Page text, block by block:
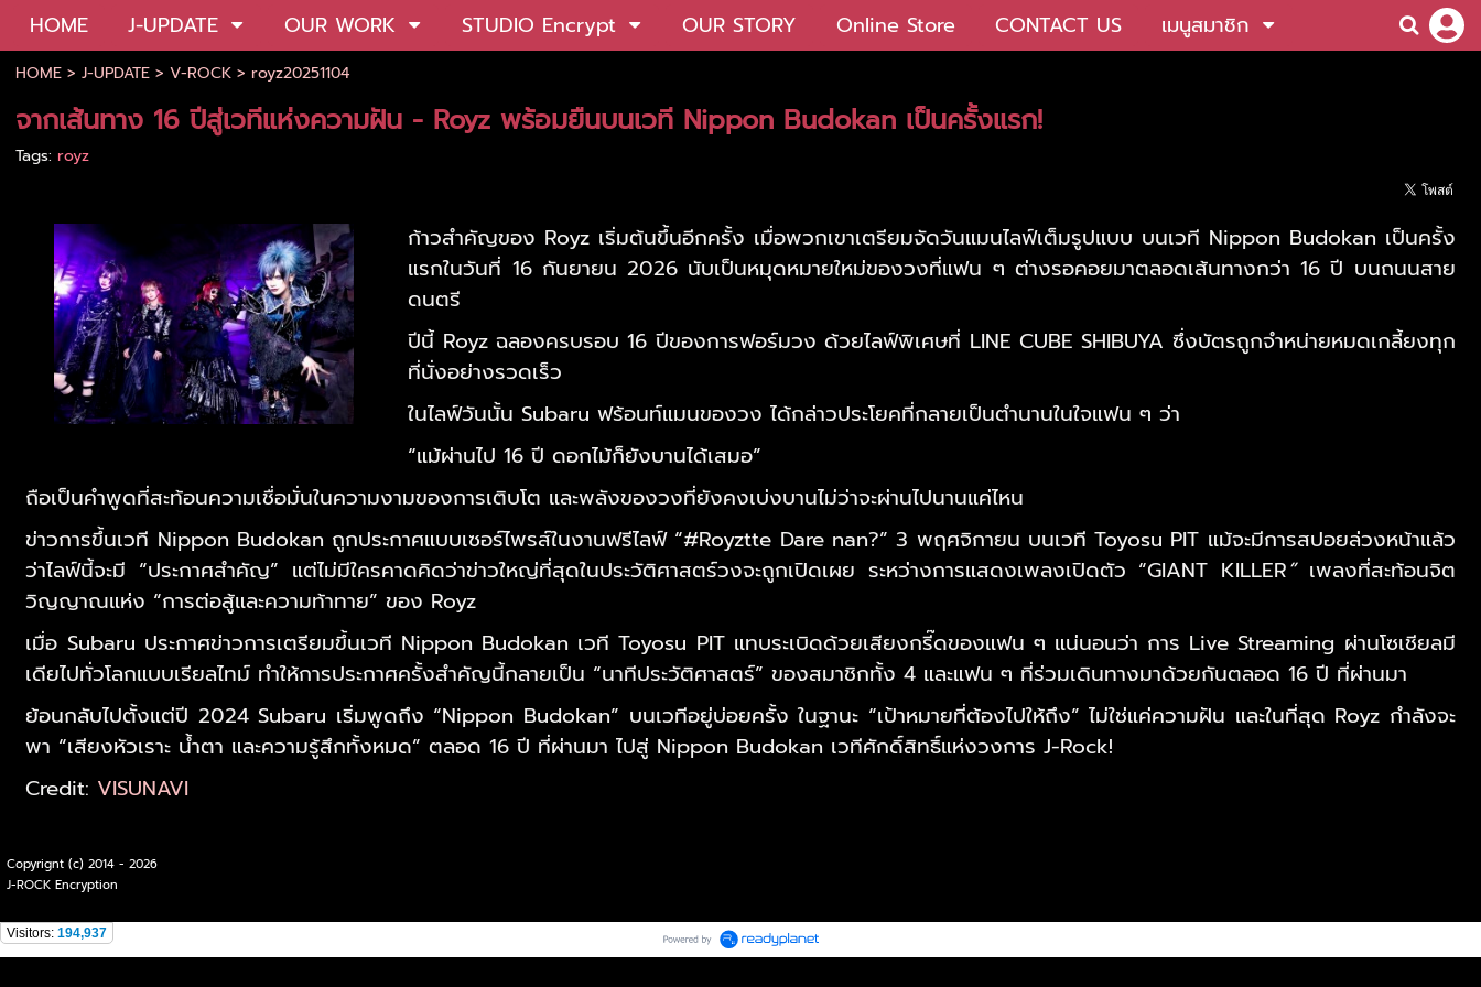
HOME J-UPDATE OUR WORK STUDIO Encrypt OUR STORY Online Store CONTACT US เมนูสมาชิก
HOME> J-UPDATE> V-ROCK> royz20251104
จากเส้นทาง 16 ปีสู่เวทีแห่งความฝัน - Royz พร้อมยืนบนเวที Nippon Budokan เป็นครั้งแรก!
Tags: royz
ก้าวสำคัญของ Royz เริ่มต้นขึ้นอีกครั้ง เมื่อพวกเขาเตรียมจัดวันแมนไลฟ์เต็มรูปแบบ บนเวที Nippon Budokan เป็นครั้ง
แรกในวันที่ 16 กันยายน 2026 นับเป็นหมุดหมายใหม่ของวงที่แฟน ๆ ต่างรอคอยมาตลอดเส้นทางกว่า 16 ปี บนถนนสาย
ดนตรี
ปีนี้ Royz ฉลองครบรอบ 16 ปีของการฟอร์มวง ด้วยไลฟ์พิเศษที่ LINE CUBE SHIBUYA ซึ่งบัตรถูกจำหน่ายหมดเกลี้ยงทุก
ที่นั่งอย่างรวดเร็ว
ในไลฟ์วันนั้น Subaru ฟร้อนท์แมนของวง ได้กล่าวประโยคที่กลายเป็นตำนานในใจแฟน ๆ ว่า
“แม้ผ่านไป 16 ปี ดอกไม้ก็ยังบานได้เสมอ”
ถือเป็นคำพูดที่สะท้อนความเชื่อมั่นในความงามของการเติบโต และพลังของวงที่ยังคงเบ่งบานไม่ว่าจะผ่านไปนานแค่ไหน
ข่าวการขึ้นเวที Nippon Budokan ถูกประกาศแบบเซอร์ไพรส์ในงานฟรีไลฟ์ “#Royztte Dare nan?” 3 พฤศจิกายน บนเวที Toyosu PIT แม้จะมีการสปอยล่วงหน้าแล้ว
ว่าไลฟ์นี้จะมี “ประกาศสำคัญ” แต่ไม่มีใครคาดคิดว่าข่าวใหญ่ที่สุดในประวัติศาสตร์วงจะถูกเปิดเผย ระหว่างการแสดงเพลงเปิดตัว “GIANT KILLER”เพลงที่สะท้อนจิต
วิญญาณแห่ง “การต่อสู้และความท้าทาย” ของ Royz
เมื่อ Subaru ประกาศข่าวการเตรียมขึ้นเวที Nippon Budokan เวที Toyosu PIT แทบระเบิดด้วยเสียงกรี๊ดของแฟน ๆ แน่นอนว่า การ Live Streaming ผ่านโซเชียลมี
เดียไปทั่วโลกแบบเรียลไทม์ ทำให้การประกาศครั้งสำคัญนี้กลายเป็น “นาทีประวัติศาสตร์” ของสมาชิกทั้ง 4 และแฟน ๆ ที่ร่วมเดินทางมาด้วยกันตลอด 16 ปี ที่ผ่านมา
ย้อนกลับไปตั้งแต่ปี 2024 Subaru เริ่มพูดถึง “Nippon Budokan” บนเวทีอยู่บ่อยครั้ง ในฐานะ “เป้าหมายที่ต้องไปให้ถึง” ไม่ใช่แค่ความฝัน และในที่สุด Royz กำลังจะ
พา “เสียงหัวเราะ น้ำตา และความรู้สึกทั้งหมด” ตลอด 16 ปี ที่ผ่านมา ไปสู่ Nippon Budokan เวทีศักดิ์สิทธิ์แห่งวงการ J-Rock!
Credit: VISUNAVI
Copyrignt (c) 2014 - 2026
J-ROCK Encryption
Visitors: 194,937